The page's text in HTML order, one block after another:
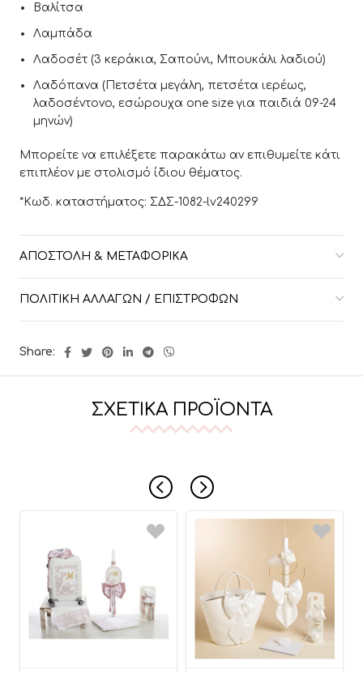
Βαλίτσα
Λαμπάδα
Λαδοσέτ (3 κεράκια, Σαπούνι, Μπουκάλι λαδιού)
Λαδόπανα (Πετσέτα μεγάλη, πετσέτα ιερέως,
λαδοσέντονο, εσώρουχα one size για παιδιά 09-24
μηνών)
Μπορείτε να επιλέξετε παρακάτω αν επιθυμείτε κάτι
επιπλέον με στολισμό ίδιου θέματος.
*Κωδ. καταστήματος: ΣΔΣ-1082-lv240299
ΑΠΟΣΤΟΛΉ & ΜΕΤΑΦΟΡΙΚΆ
ΠΟΛΙΤΙΚΉ ΑΛΛΑΓΏΝ / ΕΠΙΣΤΡΟΦΏΝ
Share:
ΣΧΕΤΙΚΆ ΠΡΟΪΌΝΤΑ